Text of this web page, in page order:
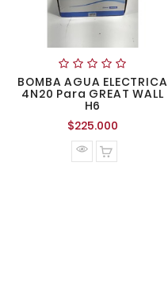
BOMBA AGUA ELECTRICA
4N20 Para GREAT WALL
H6
$225.000